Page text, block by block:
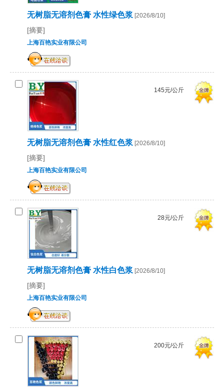
无树脂无溶剂色膏 水性绿色浆 [2026/8/10]
[摘要]
上海百艳实业有限公司
无树脂无溶剂色膏 水性红色浆 [2026/8/10]
[摘要]
上海百艳实业有限公司
145元/公斤
无树脂无溶剂色膏 水性白色浆 [2026/8/10]
[摘要]
上海百艳实业有限公司
28元/公斤
200元/公斤